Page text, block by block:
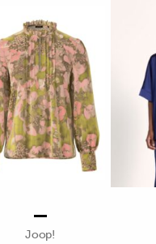
Joop!